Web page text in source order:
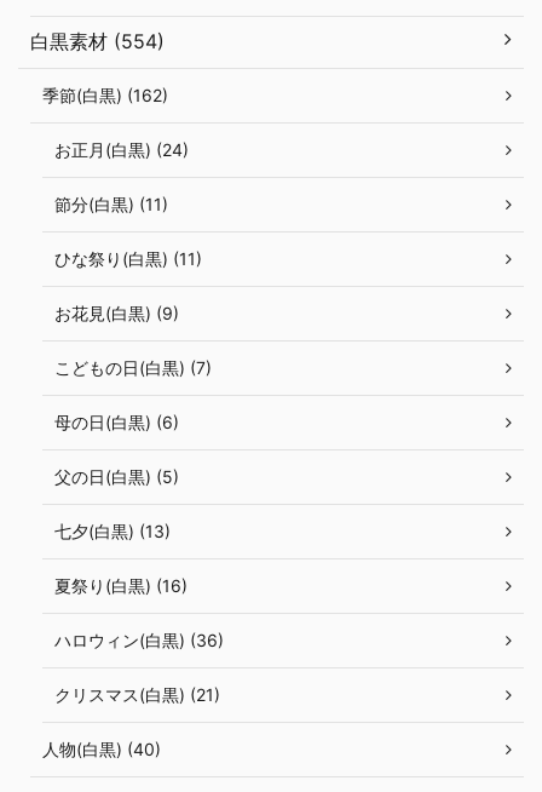
白黒素材 (554)
季節(白黒) (162)
お正月(白黒) (24)
節分(白黒) (11)
ひな祭り(白黒) (11)
お花見(白黒) (9)
こどもの日(白黒) (7)
母の日(白黒) (6)
父の日(白黒) (5)
七夕(白黒) (13)
夏祭り(白黒) (16)
ハロウィン(白黒) (36)
クリスマス(白黒) (21)
人物(白黒) (40)